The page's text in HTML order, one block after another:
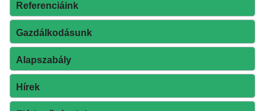
Referenciáink
Gazdálkodásunk
Alapszabály
Hírek